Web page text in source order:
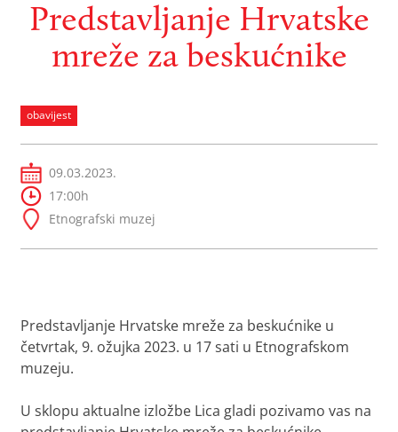
Predstavljanje Hrvatske
mreže za beskućnike
obavijest
09.03.2023.
17:00h
Etnografski muzej
Predstavljanje Hrvatske mreže za beskućnike u
četvrtak, 9. ožujka 2023. u 17 sati u Etnografskom
muzeju.
U sklopu aktualne izložbe Lica gladi pozivamo vas na